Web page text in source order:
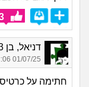
דניאל, בן 33
01/07/25 12:06
חתימה על כרטיס